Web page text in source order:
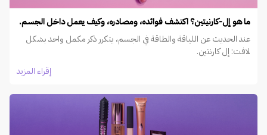
ما هو إل-كارنيتين؟ اكتشف فوائده، ومصادره، وكيف يعمل داخل الجسم.
عند الحديث عن اللياقة والطاقة في الجسم، يتكرر ذكر مكمل واحد بشكل
لافت: إل كارنتين.
إقراء المزيد